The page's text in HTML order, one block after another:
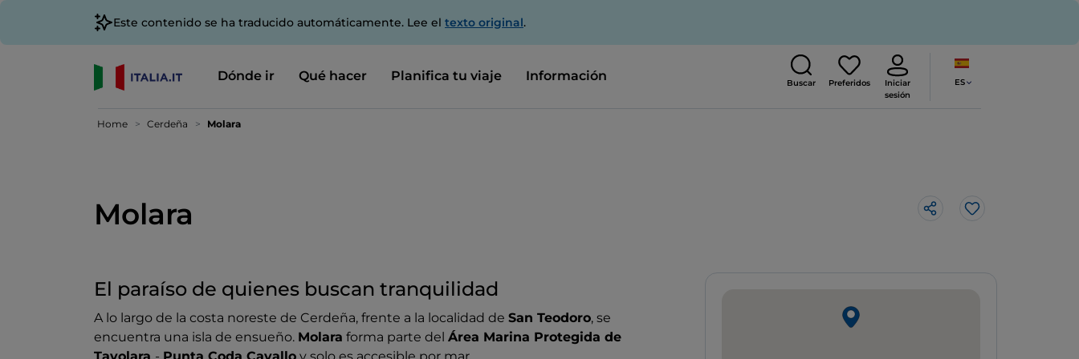
Este contenido se ha traducido automáticamente. Lee el texto original.
Dónde ir Qué hacer Planifica tu viaje Información Buscar Preferidos
Iniciar
sesión
ES
Home Cerdeña Molara
Molara Me gusta
El paraíso de quienes buscan tranquilidad
A lo largo de la costa noreste de Cerdeña, frente a la localidad de San Teodoro, se
encuentra una isla de ensueño. Molara forma parte del Área Marina Protegida de